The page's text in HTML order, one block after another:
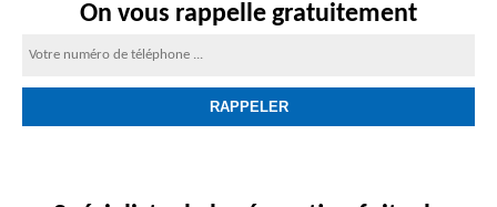
On vous rappelle gratuitement